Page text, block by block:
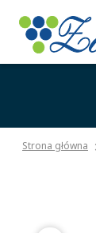
Strona główna